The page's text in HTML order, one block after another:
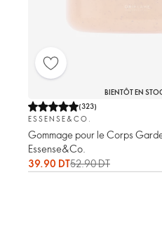
BIENTÔT EN
(323)
ESSENSE&CO.
Gommage pour le Corps
Essense&Co.
39.90 DT52.90 DT